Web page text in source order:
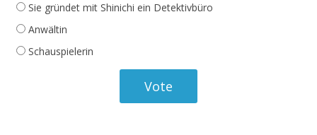
Sie gründet mit Shinichi ein Detektivbüro
Anwältin
Schauspielerin